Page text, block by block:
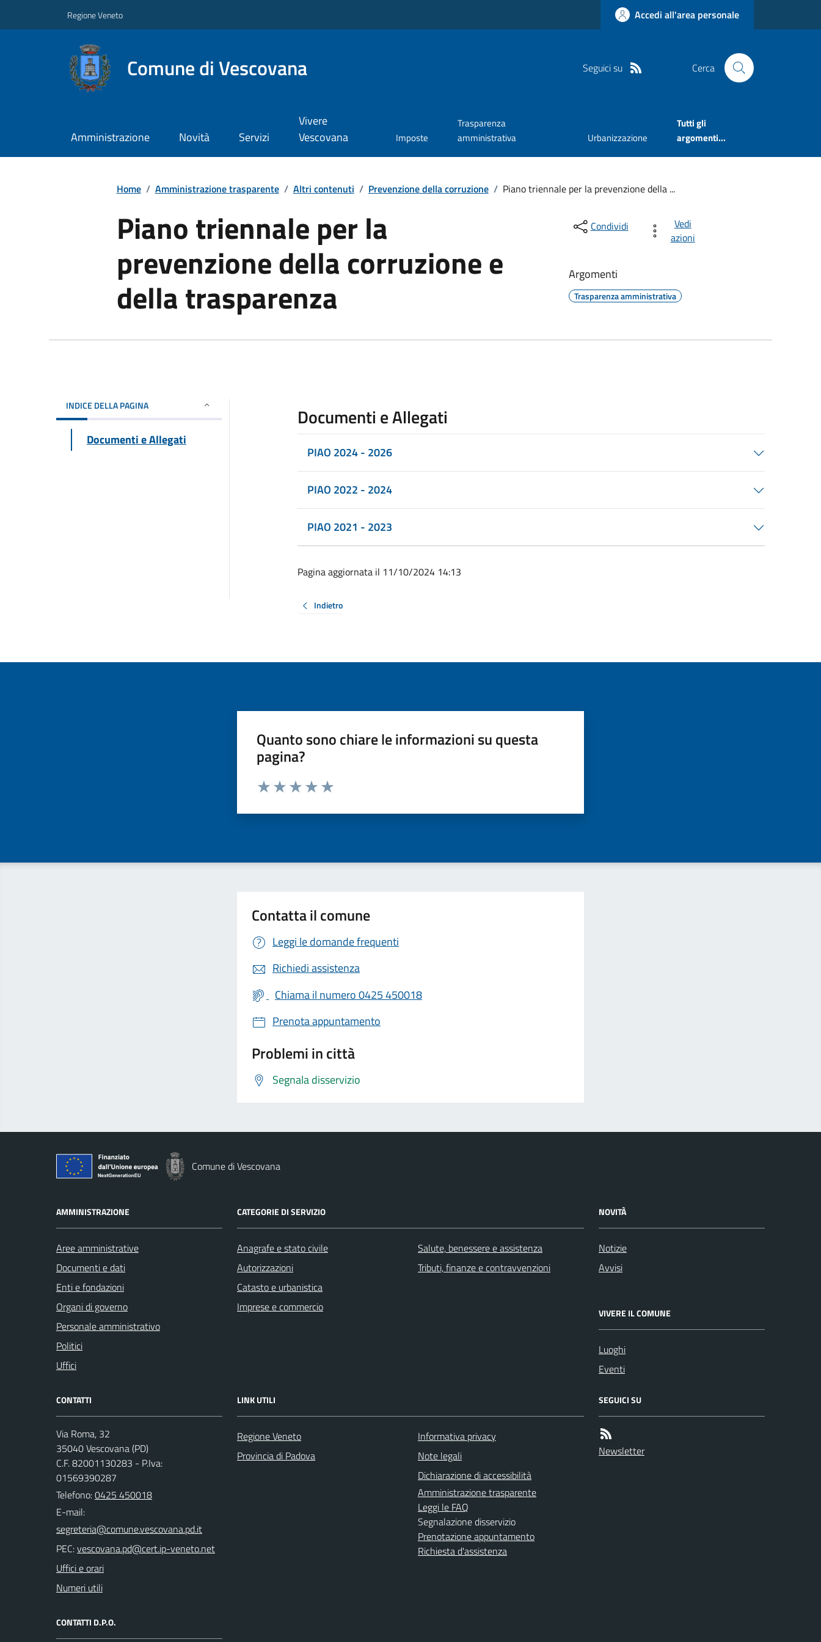
Regione Veneto Accedi all'area personale
Comune di Vescovana Seguici su Cerca
Amministrazione Novità Servizi
Vivere
Vescovana
Imposte
Trasparenza
amministrativa
Urbanizzazione
Tutti gli
argomenti...
Home / Amministrazione trasparente / Altri contenuti / Prevenzione della corruzione / Piano triennale per la prevenzione della ...
Piano triennale per la
prevenzione della corruzione e
della trasparenza
Condividi
Vedi
azioni
Argomenti
Trasparenza amministrativa
INDICE DELLA PAGINA
Documenti e Allegati
Documenti e Allegati
PIAO 2024 - 2026
PIAO 2022 - 2024
PIAO 2021 - 2023
Pagina aggiornata il 11/10/2024 14:13
Indietro
Quanto sono chiare le informazioni su questa
pagina?
Valuta da 1 a 5 stelle la pagina
Contatta il comune
Leggi le domande frequenti
Richiedi assistenza
Chiama il numero 0425 450018
Prenota appuntamento
Problemi in città
Segnala disservizio
Comune di Vescovana
AMMINISTRAZIONE
Aree amministrative
Documenti e dati
Enti e fondazioni
Organi di governo
Personale amministrativo
Politici
Uffici
CATEGORIE DI SERVIZIO
Anagrafe e stato civile
Autorizzazioni
Catasto e urbanistica
Imprese e commercio
Salute, benessere e assistenza
Tributi, finanze e contravvenzioni
NOVITÀ
Notizie
Avvisi
VIVERE IL COMUNE
Luoghi
Eventi
CONTATTI
Via Roma, 32
35040 Vescovana (PD)
C.F. 82001130283 - P.Iva:
01569390287
Telefono:0425 450018
E-mail:
PEC:
Uffici e orari
Numeri utili
CONTATTI D.P.O.
LINK UTILI
Regione Veneto
Provincia di Padova
Informativa privacy
Note legali
Dichiarazione di accessibilità
Amministrazione trasparente
Leggi le FAQ
Segnalazione disservizio
Prenotazione appuntamento
Richiesta d'assistenza
SEGUICI SU
Newsletter